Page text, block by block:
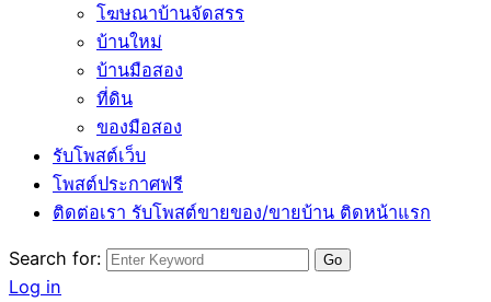
โฆษณาบ้านจัดสรร
บ้านใหม่
บ้านมือสอง
ที่ดิน
ของมือสอง
รับโพสต์เว็บ
โพสต์ประกาศฟรี
ติดต่อเรา รับโพสต์ขายของ/ขายบ้าน ติดหน้าแรก
Search for:
Log in